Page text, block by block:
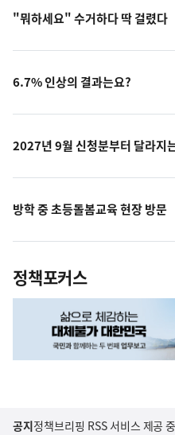
"뭐하세요" 수거하다 딱 걸렸다
6.7% 인상의 결과는요?
2027년 9월 신청분부터 달라지
방학 중 초등돌봄교육 현장 방문
정책포커스
공지정책브리핑 RSS 서비스 제공